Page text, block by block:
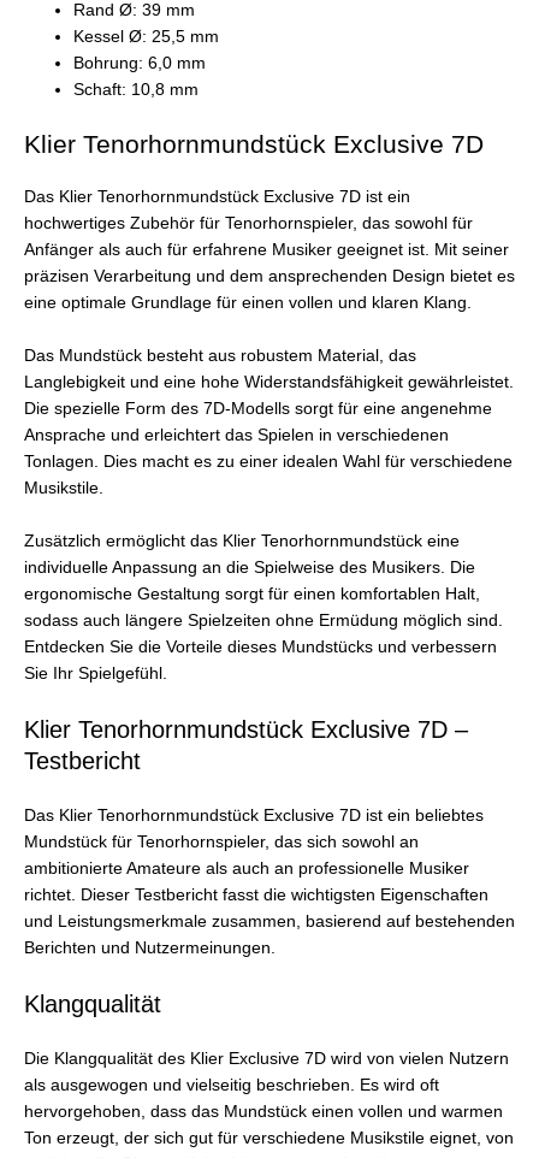
Rand Ø: 39 mm
Kessel Ø: 25,5 mm
Bohrung: 6,0 mm
Schaft: 10,8 mm
Klier Tenorhornmundstück Exclusive 7D
Das Klier Tenorhornmundstück Exclusive 7D ist ein
hochwertiges Zubehör für Tenorhornspieler, das sowohl für
Anfänger als auch für erfahrene Musiker geeignet ist. Mit seiner
präzisen Verarbeitung und dem ansprechenden Design bietet es
eine optimale Grundlage für einen vollen und klaren Klang.
Das Mundstück besteht aus robustem Material, das
Langlebigkeit und eine hohe Widerstandsfähigkeit gewährleistet.
Die spezielle Form des 7D-Modells sorgt für eine angenehme
Ansprache und erleichtert das Spielen in verschiedenen
Tonlagen. Dies macht es zu einer idealen Wahl für verschiedene
Musikstile.
Zusätzlich ermöglicht das Klier Tenorhornmundstück eine
individuelle Anpassung an die Spielweise des Musikers. Die
ergonomische Gestaltung sorgt für einen komfortablen Halt,
sodass auch längere Spielzeiten ohne Ermüdung möglich sind.
Entdecken Sie die Vorteile dieses Mundstücks und verbessern
Sie Ihr Spielgefühl.
Klier Tenorhornmundstück Exclusive 7D –
Testbericht
Das Klier Tenorhornmundstück Exclusive 7D ist ein beliebtes
Mundstück für Tenorhornspieler, das sich sowohl an
ambitionierte Amateure als auch an professionelle Musiker
richtet. Dieser Testbericht fasst die wichtigsten Eigenschaften
und Leistungsmerkmale zusammen, basierend auf bestehenden
Berichten und Nutzermeinungen.
Klangqualität
Die Klangqualität des Klier Exclusive 7D wird von vielen Nutzern
als ausgewogen und vielseitig beschrieben. Es wird oft
hervorgehoben, dass das Mundstück einen vollen und warmen
Ton erzeugt, der sich gut für verschiedene Musikstile eignet, von